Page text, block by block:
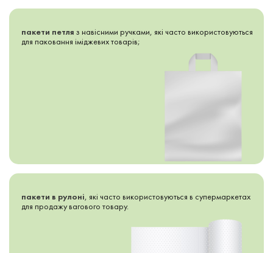
пакети петля з навісними ручками, які часто використовуються
для паковання іміджевих товарів;
пакети в рулоні, які часто використовуються в супермаркетах
для продажу вагового товару.